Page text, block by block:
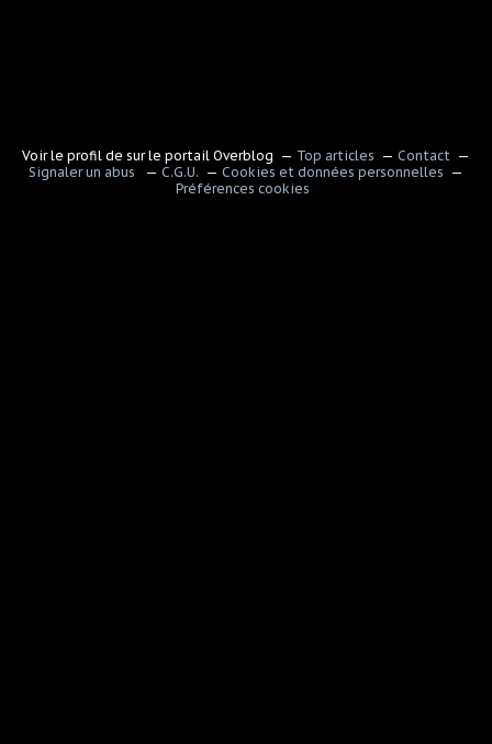
Voir le profil de sur le portail Overblog Top articles
Contact
Signaler un abus
C.G.U.
Cookies et données personnelles
Préférences cookies